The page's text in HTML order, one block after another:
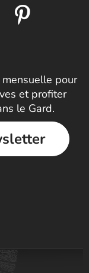
pour
et profiter
le Gard.